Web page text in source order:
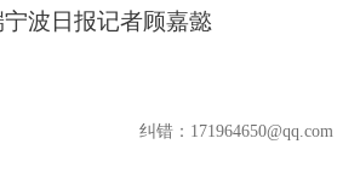
波日报记者顾嘉懿
纠错：171964650@qq.com